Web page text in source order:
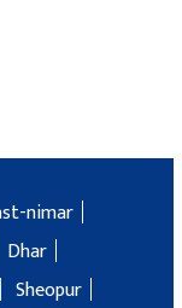
nimar
Dhar
Sheopur